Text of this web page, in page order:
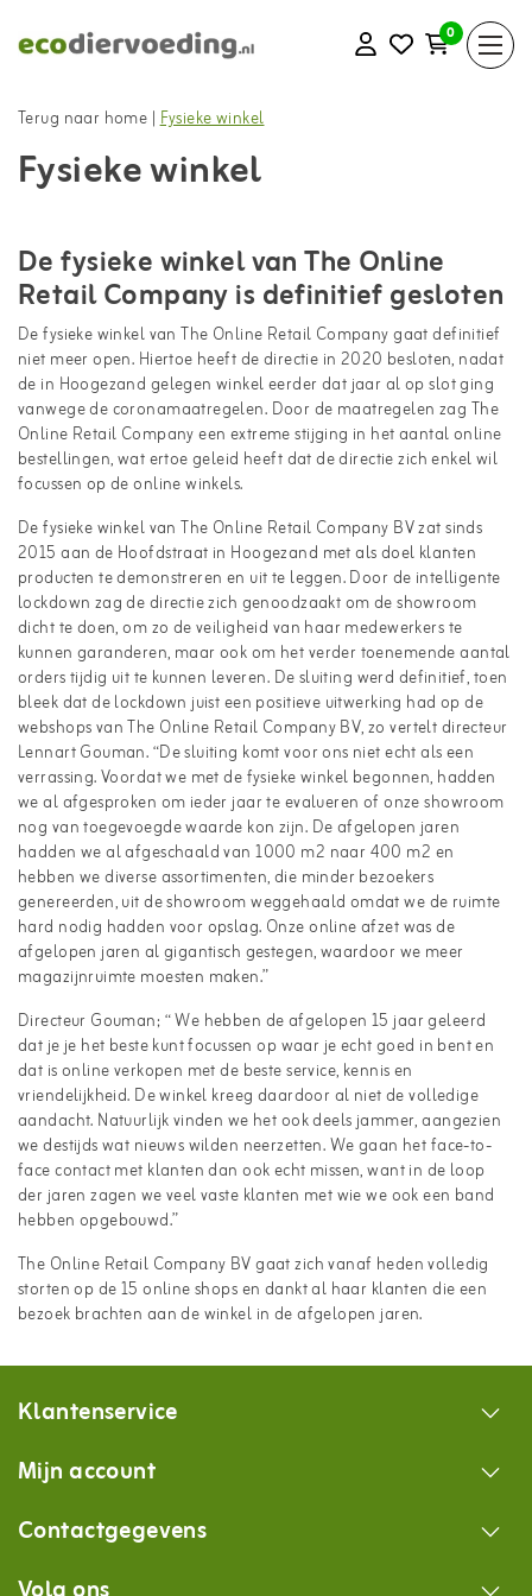
0
Terug naar home |Fysieke winkel
Fysieke winkel
De fysieke winkel van The Online
Retail Company is definitief gesloten
De fysieke winkel van The Online Retail Company gaat definitief
niet meer open. Hiertoe heeft de directie in 2020 besloten, nadat
de in Hoogezand gelegen winkel eerder dat jaar al op slot ging
vanwege de coronamaatregelen. Door de maatregelen zag The
Online Retail Company een extreme stijging in het aantal online
bestellingen, wat ertoe geleid heeft dat de directie zich enkel wil
focussen op de online winkels.
De fysieke winkel van The Online Retail Company BV zat sinds
2015 aan de Hoofdstraat in Hoogezand met als doel klanten
producten te demonstreren en uit te leggen. Door de intelligente
lockdown zag de directie zich genoodzaakt om de showroom
dicht te doen, om zo de veiligheid van haar medewerkers te
kunnen garanderen, maar ook om het verder toenemende aantal
orders tijdig uit te kunnen leveren. De sluiting werd definitief, toen
bleek dat de lockdown juist een positieve uitwerking had op de
webshops van The Online Retail Company BV, zo vertelt directeur
Lennart Gouman. “De sluiting komt voor ons niet echt als een
verrassing. Voordat we met de fysieke winkel begonnen, hadden
we al afgesproken om ieder jaar te evalueren of onze showroom
nog van toegevoegde waarde kon zijn. De afgelopen jaren
hadden we al afgeschaald van 1000 m2 naar 400 m2 en
hebben we diverse assortimenten, die minder bezoekers
genereerden, uit de showroom weggehaald omdat we de ruimte
hard nodig hadden voor opslag. Onze online afzet was de
afgelopen jaren al gigantisch gestegen, waardoor we meer
magazijnruimte moesten maken.”
Directeur Gouman; “ We hebben de afgelopen 15 jaar geleerd
dat je je het beste kunt focussen op waar je echt goed in bent en
dat is online verkopen met de beste service, kennis en
vriendelijkheid. De winkel kreeg daardoor al niet de volledige
aandacht. Natuurlijk vinden we het ook deels jammer, aangezien
we destijds wat nieuws wilden neerzetten. We gaan het face-to-
face contact met klanten dan ook echt missen, want in de loop
der jaren zagen we veel vaste klanten met wie we ook een band
hebben opgebouwd.”
The Online Retail Company BV gaat zich vanaf heden volledig
storten op de 15 online shops en dankt al haar klanten die een
bezoek brachten aan de winkel in de afgelopen jaren.
Klantenservice
Mijn account
Contactgegevens